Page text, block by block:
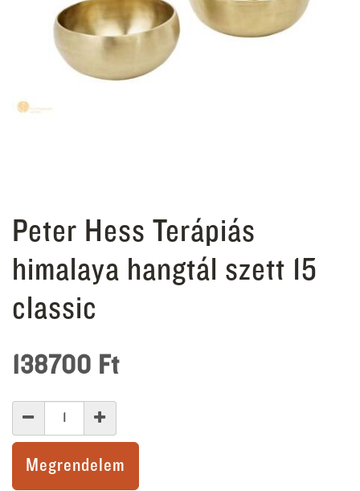
Peter Hess Terápiás
himalaya hangtál szett 15
classic
138700 Ft
Megrendelem